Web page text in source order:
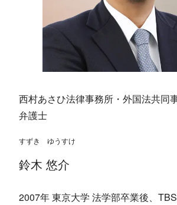
西村あさひ法律事務所・外国法共
弁護士
すずき ゆうすけ
鈴木 悠介
2007年 東京大学 法学部卒業後、TBS